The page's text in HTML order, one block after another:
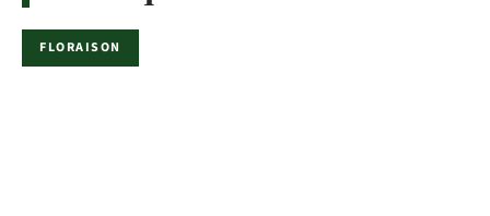
FLORAISON